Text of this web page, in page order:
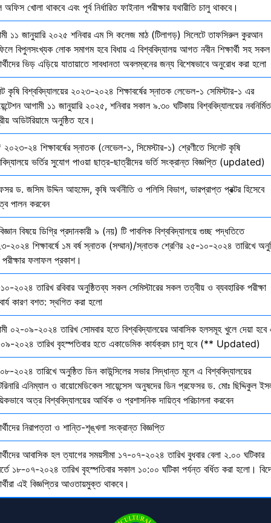
খোলা থাকবে এবং পূর্ব নির্ধারিত ফাইনাল পরীক্ষার যথারীতি চালু থাকবে।
১১ জানুয়ারি ২০২৫ শনিবার এম সি কলেজ মাঠ (টিলাগড়) সিলেটে তাফসিরুল কুরআন
বিপুলসংখ্যক লোক সমাগম হবে বিধায় এ বিশ্ববিদ্যালয় আগত নবীন শিক্ষার্থী সহ সকল
ভিড় এড়িয়ে যাতায়াতে সাবধানতা অবলম্বনের জন্য বিশেষভাবে অনুরোধ করা হলো
কৃষি বিশ্ববিদ্যালয়ের ২০২৩-২০২৪ শিক্ষাবর্ষের স্নাতক লেভেল-১ সেমিস্টার-১ এর
আগামী ১১ জানুয়ারি ২০২৫, শনিবার সকাল ৯.৩০ ঘটিকায় বিশ্ববিদ্যালয়ের নবনির্মিত
অডিটরিয়ামে অনুষ্ঠিত হবে।
২৪ শিক্ষাবর্ষের স্নাতক (লেভেল-১, সিমেস্টার-১) শ্রেণীতে সিলেট কৃষি
ভর্তির সুযোগ পাওয়া ছাত্র-ছাত্রীদের ভর্তি সংক্রান্ত বিজ্ঞপ্তি (updated)
ড. জসিম উদ্দিন আহমেদ, কৃষি অর্থনীতি ও পলিসি বিভাগ, ভারপ্রাপ্ত প্রক্টর হিসেবে
পালন করবেন
বিষয়ে ডিগ্রি প্রদানকারী ৯ (নয়) টি পাবলিক বিশ্ববিদ্যালয়ে গুচ্ছ পদ্ধতিতে
২০২৪ শিক্ষাবর্ষে ১ম বর্ষ স্নাতক (সম্মান)/স্নাতক শ্রেণির ২৫-১০-২০২৪ তারিখে
পরীক্ষার ফলাফল প্রকাশ।
২০২৪ তারিখ রবিবার অনুষ্ঠিতব্য সকল সেমিস্টারের সকল তত্বীয় ও ব্যবহারিক পরীক্ষা
কারণ বশত: স্থগিত করা হলো
০২-০৯-২০২৪ তারিখ সোমবার হতে বিশ্ববিদ্যালয়ের আবাসিক হলসমূহ খুলে দেয়া হবে
২০২৪ তারিখ বৃহস্পতিবার হতে একাডেমিক কার্যক্রম চালু হবে (** Updated)
২০২৪ তারিখে অনুষ্ঠিত ডিন কাউন্সিলের সভার সিদ্ধান্ত মূলে এ বিশ্ববিদ্যালয়ের
এনিম্যাল ও বায়োমেডিকেল সায়েন্সেস অনুষদের ডিন প্রফেসর ড. মোঃ ছিদ্দিকুল
অত্র বিশ্ববিদ্যালয়ের আর্থিক ও প্রশাসনিক দায়িত্ব পরিচালনা করবেন
নিরাপত্তা ও শান্তি-শৃঙ্খলা সংক্রান্ত বিজ্ঞপ্তি
আবাসিক হল ত্যাগের সময়সীমা ১৭-০৭-২০২৪ তারিখ বুধবার বেলা ২.০০ ঘটিকার
১৮-০৭-২০২৪ তারিখ বৃহস্পতিবার সকাল ১০:০০ ঘটিকা পর্যন্ত বর্ধিত করা হলো।
এই বিজ্ঞপ্তির আওতায়মুক্ত থাকবে।